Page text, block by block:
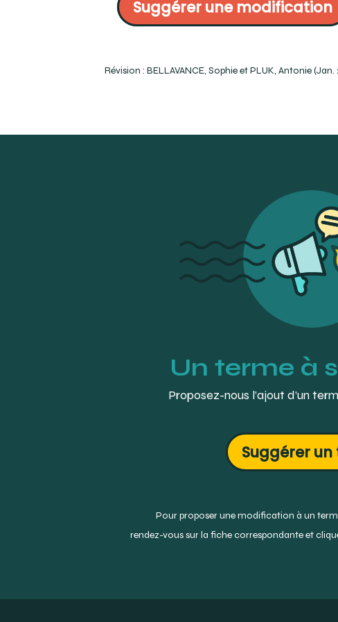
America. P.14, 29 et 30.
https://www.dencott.com/fr/blog/nouvelle-gamme-de-lentille-pour-
https://www.iso.org/obp/ui/fr/#iso:std:iso:18369:-1:ed-2:v2:fr (Consulté
Suggérer une modification
Révision : BELLAVANCE, Sophie et PLUK, Antonie (Jan.
Un terme à
Proposez-nous l’ajout d’un
Suggérer
Pour proposer une modification à un
rendez-vous sur la fiche correspondante et